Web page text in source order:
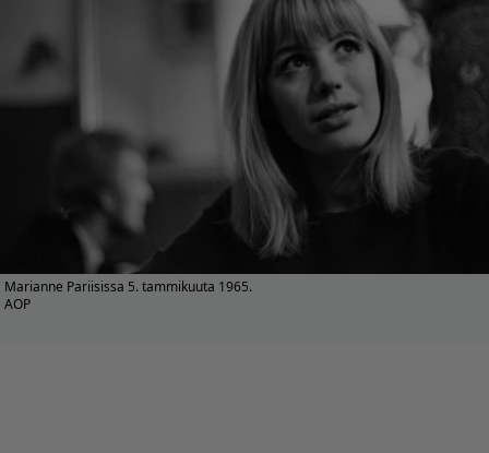
Marianne Pariisissa 5. tammikuuta 1965.
AOP